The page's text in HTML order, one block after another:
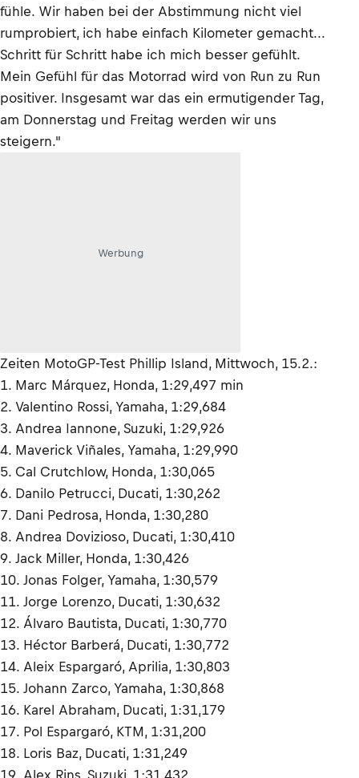
fühle. Wir haben bei der Abstimmung nicht viel
rumprobiert, ich habe einfach Kilometer gemacht...
Schritt für Schritt habe ich mich besser gefühlt.
Mein Gefühl für das Motorrad wird von Run zu Run
positiver. Insgesamt war das ein ermutigender Tag,
am Donnerstag und Freitag werden wir uns
steigern."
Werbung
Zeiten MotoGP-Test Phillip Island, Mittwoch, 15.2.:
1. Marc Márquez, Honda, 1:29,497 min
2. Valentino Rossi, Yamaha, 1:29,684
3. Andrea Iannone, Suzuki, 1:29,926
4. Maverick Viñales, Yamaha, 1:29,990
5. Cal Crutchlow, Honda, 1:30,065
6. Danilo Petrucci, Ducati, 1:30,262
7. Dani Pedrosa, Honda, 1:30,280
8. Andrea Dovizioso, Ducati, 1:30,410
9. Jack Miller, Honda, 1:30,426
10. Jonas Folger, Yamaha, 1:30,579
11. Jorge Lorenzo, Ducati, 1:30,632
12. Álvaro Bautista, Ducati, 1:30,770
13. Héctor Barberá, Ducati, 1:30,772
14. Aleix Espargaró, Aprilia, 1:30,803
15. Johann Zarco, Yamaha, 1:30,868
16. Karel Abraham, Ducati, 1:31,179
17. Pol Espargaró, KTM, 1:31,200
18. Loris Baz, Ducati, 1:31,249
19. Alex Rins, Suzuki, 1:31,432